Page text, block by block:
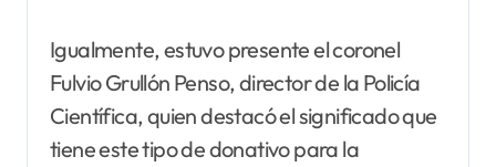
Igualmente, estuvo presente el coronel
Fulvio Grullón Penso, director de la Policía
Científica, quien destacó el significado que
tiene este tipo de donativo para la